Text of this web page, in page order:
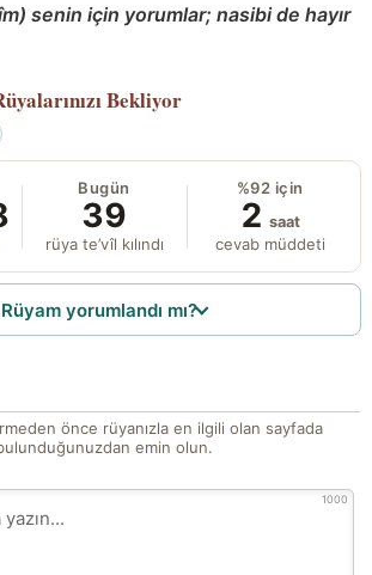
senin için yorumlar; nasibi de hayır
Bekliyor
Bugün
39
rüya te’vîl kılındı
%92 için
2 saat
cevab müddeti
Rüyam yorumlandı mı?
önce rüyanızla en ilgili olan sayfada
emin olun.
1000